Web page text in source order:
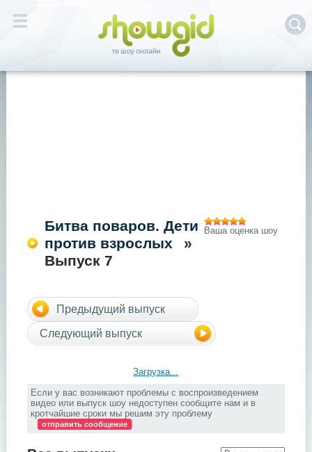
Битва поваров. Дети
против взрослых
»
Выпуск 7
Ваша оценка шоу
Предыдущий выпуск
Следующий выпуск
Загрузка...
Если у вас возникают проблемы с воспроизведением
видео или выпуск шоу недоступен сообщите нам и в
кротчайшие сроки мы решим эту проблему
отправить сообщение